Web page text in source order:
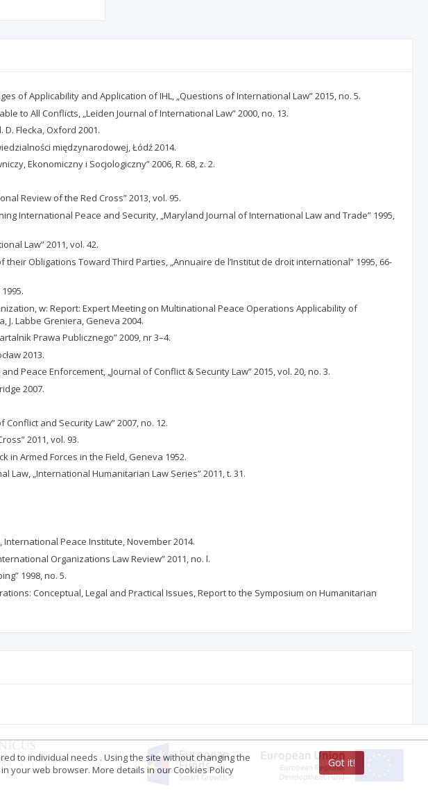
of Applicability and Application of IHL, „Questions of International Law” 2015, no. 5.
to All Conflicts, „Leiden Journal of International Law” 2000, no. 13.
Flecka, Oxford 2001.
międzynarodowej, Łódź 2014.
Ekonomiczny i Socjologiczny” 2006, R. 68, z. 2.
Review of the Red Cross” 2013, vol. 95.
International Peace and Security, „Maryland Journal of International Law and Trade” 1995,
Law” 2011, vol. 42.
Obligations Toward Third Parties, „Annuaire de l’Institut de droit international” 1995, 66-
w: Report: Expert Meeting on Multinational Peace Operations Applicability of
J. Labbe Greniera, Geneva 2004.
Prawa Publicznego” 2009, nr 3–4.
2013.
Peace Enforcement, „Journal of Conflict & Security Law” 2015, vol. 20, no. 3.
2007.
and Security Law” 2007, no. 12.
2011, vol. 93.
Armed Forces in the Field, Geneva 1952.
„International Humanitarian Law Series” 2011, t. 31.
Peace Institute, November 2014.
Organizations Law Review” 2011, no. l.
1998, no. 5.
Conceptual, Legal and Practical Issues, Report to the Symposium on Humanitarian
to individual needs . Using the site without changing the
your web browser. More details in our Cookies Policy
Got it!